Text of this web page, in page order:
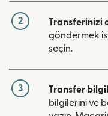
2 Transferinizi
göndermek
seçin.
3 Transfer
bilgilerini ve